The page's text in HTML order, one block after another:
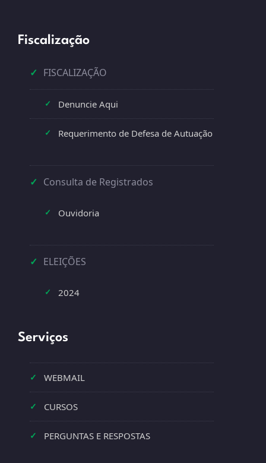
Fiscalização
✓ FISCALIZAÇÃO
✓ Denuncie Aqui
✓ Requerimento de Defesa de Autuação
✓ Consulta de Registrados
✓ Ouvidoria
✓ ELEIÇÕES
✓ 2024
Serviços
✓ WEBMAIL
✓ CURSOS
✓ PERGUNTAS E RESPOSTAS